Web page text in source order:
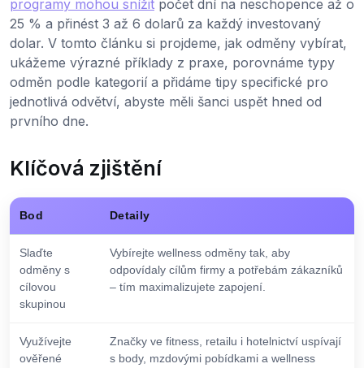
programy mohou snížit počet dní na neschopence až o
25 % a přinést 3 až 6 dolarů za každý investovaný
dolar. V tomto článku si projdeme, jak odměny vybírat,
ukážeme výrazné příklady z praxe, porovnáme typy
odměn podle kategorií a přidáme tipy specifické pro
jednotlivá odvětví, abyste měli šanci uspět hned od
prvního dne.
Klíčová zjištění
Bod Detaily
Slaďte
odměny s
cílovou
skupinou
Vybírejte wellness odměny tak, aby
odpovídaly cílům firmy a potřebám zákazníků
– tím maximalizujete zapojení.
Využívejte
ověřené
Značky ve fitness, retailu i hotelnictví uspívají
s body, mzdovými pobídkami a wellness